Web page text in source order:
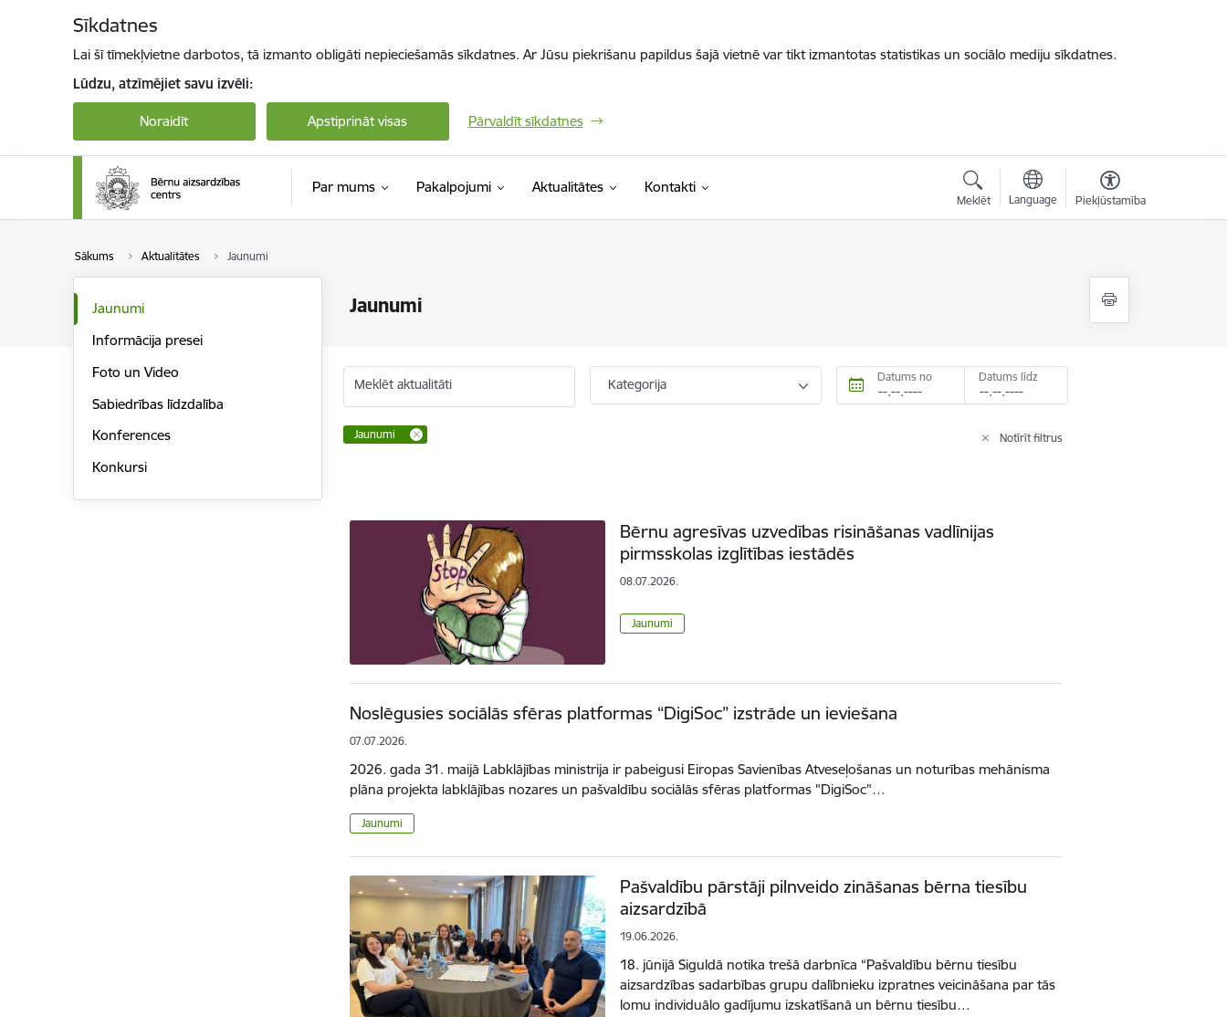
Sīkdatnes
Lai šī tīmekļvietne darbotos, tā izmanto obligāti nepieciešamās sīkdatnes. Ar Jūsu piekrišanu papildus šajā vietnē var tikt izmantotas statistikas un sociālo mediju sīkdatnes.
Lūdzu, atzīmējiet savu izvēli:
Noraidīt Apstiprināt visas Pārvaldīt sīkdatnes
Par mums Pakalpojumi Aktualitātes Kontakti
Meklēt Language Piekļūstamība
Sākums Aktualitātes Jaunumi
Jaunumi
Jaunumi
Informācija presei
Foto un Video
Sabiedrības līdzdalība
Konferences
Konkursi
Meklēt aktualitāti Kategorija Datums no Datums līdz
Jaunumi Notīrīt filtrus
Bērnu agresīvas uzvedības risināšanas vadlīnijas
pirmsskolas izglītības iestādēs
08.07.2026.
Jaunumi
Noslēgusies sociālās sfēras platformas “DigiSoc” izstrāde un ieviešana
07.07.2026.
2026. gada 31. maijā Labklājības ministrija ir pabeigusi Eiropas Savienības Atveseļošanas un noturības mehānisma
plāna projekta labklājības nozares un pašvaldību sociālās sfēras platformas "DigiSoc"…
Jaunumi
Pašvaldību pārstāji pilnveido zināšanas bērna tiesību
aizsardzībā
19.06.2026.
18. jūnijā Siguldā notika trešā darbnīca “Pašvaldību bērnu tiesību
aizsardzības sadarbības grupu dalībnieku izpratnes veicināšana par tās
lomu individuālo gadījumu izskatīšanā un bērnu tiesību…